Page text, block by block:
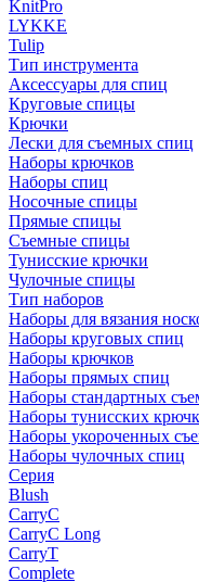
KnitPro
LYKKE
Tulip
Тип инструмента
Аксессуары для спиц
Круговые спицы
Крючки
Лески для съемных спиц
Наборы крючков
Наборы спиц
Носочные спицы
Прямые спицы
Съемные спицы
Тунисские крючки
Чулочные спицы
Тип наборов
Наборы для вязания
Наборы круговых спиц
Наборы крючков
Наборы прямых спиц
Наборы стандартных
Наборы тунисских
Наборы укороченных
Наборы чулочных спиц
Серия
Blush
CarryC
CarryC Long
CarryT
Complete